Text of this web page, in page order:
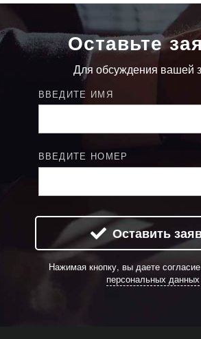
Оставьте
Для обсуждения вашей
ВВЕДИТЕ ИМЯ
ВВЕДИТЕ НОМЕР
Оставить
Нажимая кнопку, вы даете
персональных данных